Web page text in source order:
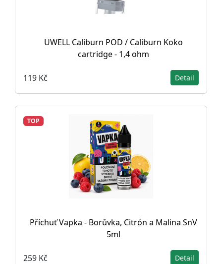
UWELL Caliburn POD / Caliburn Koko
cartridge - 1,4 ohm
119 Kč Detail
TOP
Příchuť Vapka - Borůvka, Citrón a Malina SnV
5ml
259 Kč Detail